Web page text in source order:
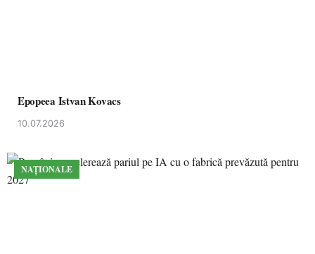
Epopeea Istvan Kovacs
10.07.2026
NAȚIONALE